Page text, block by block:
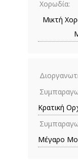
Χορωδία:
Μικτή
Κρατική
Μέγαρο